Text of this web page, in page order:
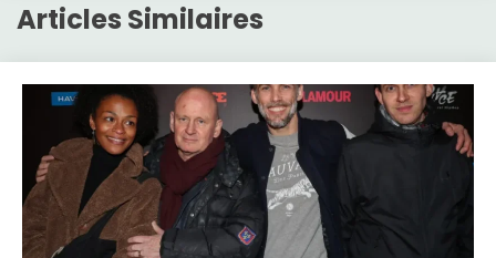
Articles Similaires